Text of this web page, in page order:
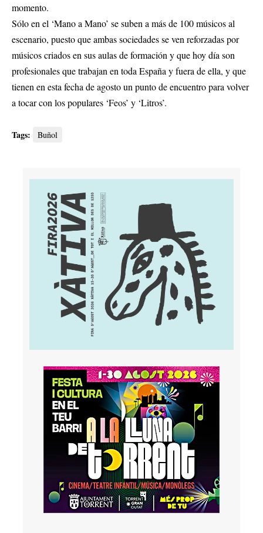
momento.
Sólo en el ‘Mano a Mano’ se suben a más de 100 músicos al
escenario, puesto que ambas sociedades se ven reforzadas por
músicos criados en sus aulas de formación y que hoy día son
profesionales que trabajan en toda España y fuera de ella, y que
tienen en esta fecha de agosto un punto de encuentro para volver
a tocar con los populares ‘Feos’ y ‘Litros’.
Tags: Buñol